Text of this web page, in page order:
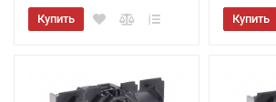
Купить Купить